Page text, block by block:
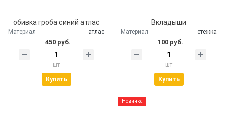
обивка гроба синий атлас
Материал атлас
450 руб.
шт
Купить
Вкладыши
Материал стежка
100 руб.
шт
Купить
Новинка